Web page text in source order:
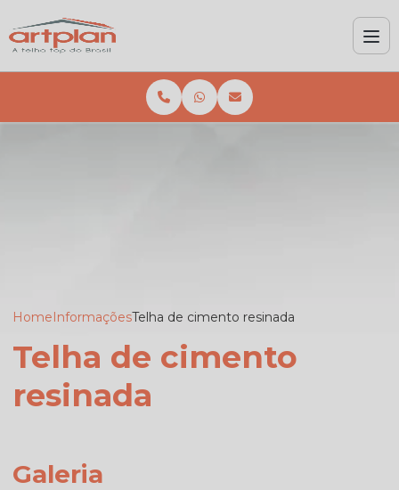
HomeInformaçõesTelha de cimento resinada
Telha de cimento
resinada
Galeria